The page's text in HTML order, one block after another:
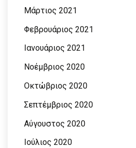
Μάρτιος 2021
Φεβρουάριος 2021
Ιανουάριος 2021
Νοέμβριος 2020
Οκτώβριος 2020
Σεπτέμβριος 2020
Αύγουστος 2020
Ιούλιος 2020